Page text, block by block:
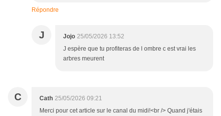
Répondre
J Jojo 25/05/2026 13:52
J espère que tu profiteras de l ombre c est vrai les
arbres meurent
C Cath 25/05/2026 09:21
Merci pour cet article sur le canal du midi!<br /> Quand j'étais